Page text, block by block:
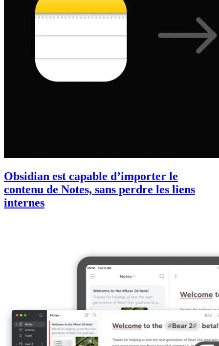
Obsidian est capable d’importer le
contenu de Notes, sans perdre les liens
internes